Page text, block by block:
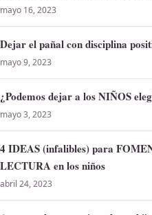
mayo 16, 2023
Dejar el pañal con disciplina
mayo 9, 2023
¿Podemos dejar a los NIÑOS
mayo 3, 2023
4 IDEAS (infalibles) para
LECTURA en los niños
abril 24, 2023